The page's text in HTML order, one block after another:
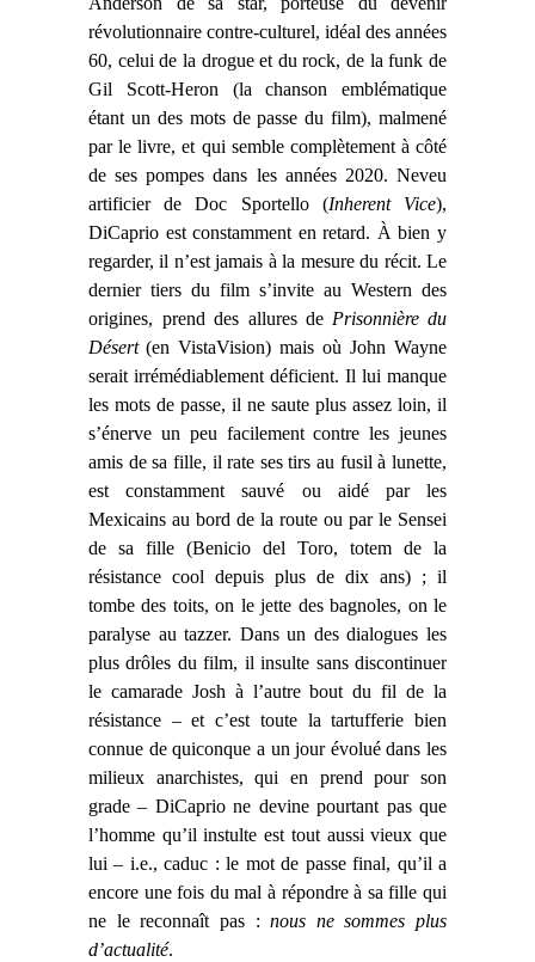
révolutionnaire contre-culturel, idéal des années
60, celui de la drogue et du rock, de la funk de
Gil Scott-Heron (la chanson emblématique
étant un des mots de passe du film), malmené
par le livre, et qui semble complètement à côté
de ses pompes dans les années 2020. Neveu
artificier de Doc Sportello (Inherent Vice),
DiCaprio est constamment en retard. À bien y
regarder, il n’est jamais à la mesure du récit. Le
dernier tiers du film s’invite au Western des
origines, prend des allures de Prisonnière du
Désert (en VistaVision) mais où John Wayne
serait irrémédiablement déficient. Il lui manque
les mots de passe, il ne saute plus assez loin, il
s’énerve un peu facilement contre les jeunes
amis de sa fille, il rate ses tirs au fusil à lunette,
est constamment sauvé ou aidé par les
Mexicains au bord de la route ou par le Sensei
de sa fille (Benicio del Toro, totem de la
résistance cool depuis plus de dix ans) ; il
tombe des toits, on le jette des bagnoles, on le
paralyse au tazzer. Dans un des dialogues les
plus drôles du film, il insulte sans discontinuer
le camarade Josh à l’autre bout du fil de la
résistance – et c’est toute la tartufferie bien
connue de quiconque a un jour évolué dans les
milieux anarchistes, qui en prend pour son
grade – DiCaprio ne devine pourtant pas que
l’homme qu’il instulte est tout aussi vieux que
lui – i.e., caduc : le mot de passe final, qu’il a
encore une fois du mal à répondre à sa fille qui
ne le reconnaît pas : nous ne sommes plus
d’actualité.